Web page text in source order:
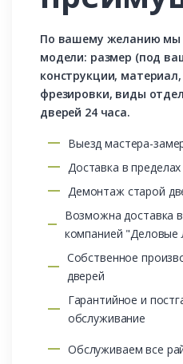
По вашему желанию мы
модели: размер (под
конструкции,
фрезировки, виды
дверей 24 часа.
Выезд мастера-
Доставка в
Демонтаж старой
Возможна доставка
компанией "Деловые
Собственное
дверей
Гарантийное и
обслуживание
Обслуживаем все